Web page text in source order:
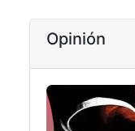
Opinión